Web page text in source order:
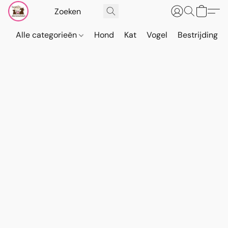
Alle categorieën Hond Kat Vogel Bestrijding